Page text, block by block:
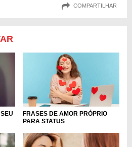
COMPARTILHAR
FRASES DE AMOR PRÓPRIO
PARA STATUS